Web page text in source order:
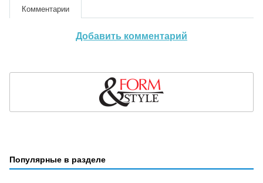
Комментарии
Добавить комментарий
Популярные в разделе